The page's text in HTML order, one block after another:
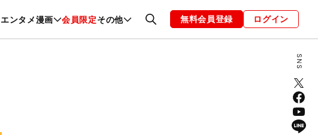
エンタメ漫画 会員限定その他
グルメ ファッション 恋愛・結婚 編集部 お知らせ
無料会員登録 ログイン